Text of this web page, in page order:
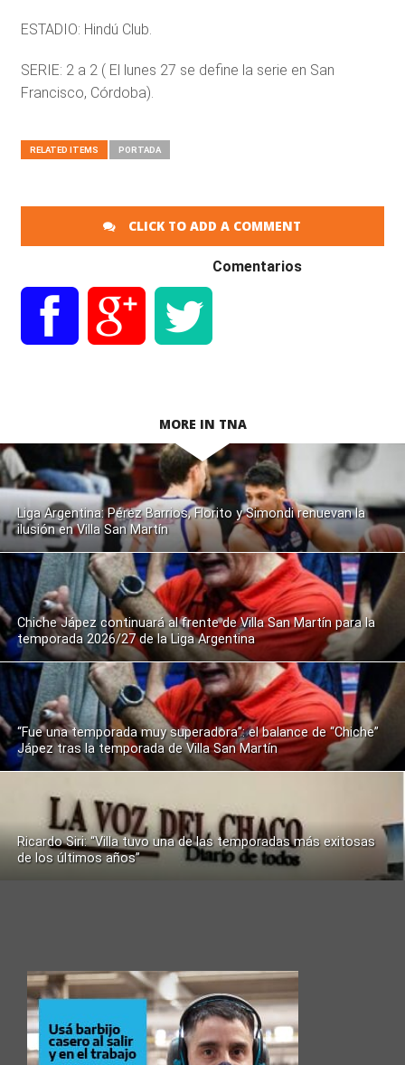
ESTADIO: Hindú Club.
SERIE: 2 a 2 ( El lunes 27 se define la serie en San
Francisco, Córdoba).
RELATED ITEMS PORTADA
CLICK TO ADD A COMMENT
Comentarios
MORE IN TNA
Liga Argentina: Pérez Barrios, Florito y Simondi renuevan la
ilusión en Villa San Martín
Chiche Jápez continuará al frente de Villa San Martín para la
temporada 2026/27 de la Liga Argentina
“Fue una temporada muy superadora”: el balance de “Chiche”
Jápez tras la temporada de Villa San Martín
Ricardo Siri: “Villa tuvo una de las temporadas más exitosas
de los últimos años”